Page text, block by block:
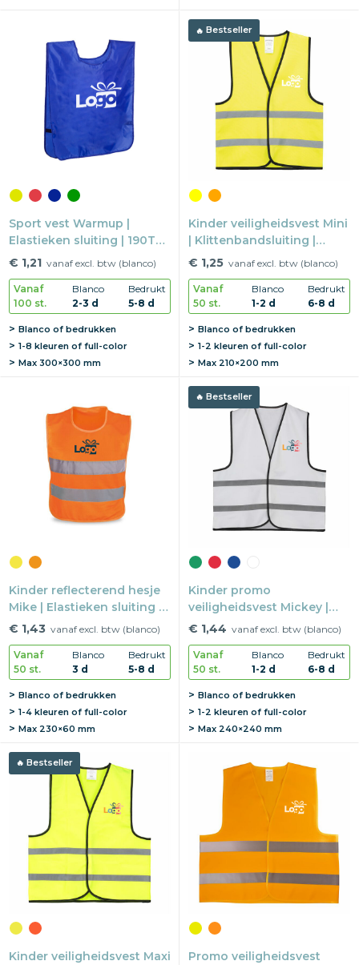
Sport vest Warmup |
Elastieken sluiting | 190T
polyester | One size
€ 1,21 vanaf excl. btw (blanco)
Vanaf
100 st.
Blanco
2-3 d
Bedrukt
5-8 d
Blanco of bedrukken
1-8 kleuren of full-color
Max 300×300 mm
Bestseller
Kinder veiligheidsvest Mini
| Klittenbandsluiting |
Reflectie | 3-6 jaar
€ 1,25 vanaf excl. btw (blanco)
Vanaf
50 st.
Blanco
1-2 d
Bedrukt
6-8 d
Blanco of bedrukken
1-2 kleuren of full-color
Max 210×200 mm
Kinder reflecterend hesje
Mike | Elastieken sluiting |
Reflectie EN17353 | One
€ 1,43 vanaf excl. btw (blanco)
Vanaf
50 st.
Blanco
3 d
Bedrukt
5-8 d
Blanco of bedrukken
1-4 kleuren of full-color
Max 230×60 mm
Bestseller
Kinder promo
veiligheidsvest Mickey |
Klittenbandsluiting |
€ 1,44 vanaf excl. btw (blanco)
Vanaf
50 st.
Blanco
1-2 d
Bedrukt
6-8 d
Blanco of bedrukken
1-2 kleuren of full-color
Max 240×240 mm
Bestseller
Kinder veiligheidsvest Maxi Promo veiligheidsvest